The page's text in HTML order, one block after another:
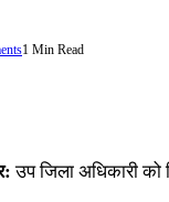
1 Min Read
उप जिला अधिकारी को